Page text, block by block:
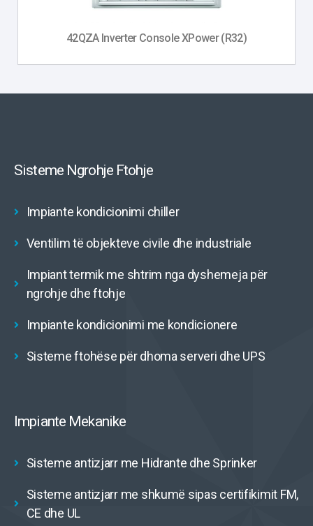
42QZA Inverter Console XPower (R32)
Sisteme Ngrohje Ftohje
Impiante kondicionimi chiller
Ventilim të objekteve civile dhe industriale
Impiant termik me shtrim nga dyshemeja për
ngrohje dhe ftohje
Impiante kondicionimi me kondicionere
Sisteme ftohëse për dhoma serveri dhe UPS
Impiante Mekanike
Sisteme antizjarr me Hidrante dhe Sprinker
Sisteme antizjarr me shkumë sipas certifikimit FM,
CE dhe UL